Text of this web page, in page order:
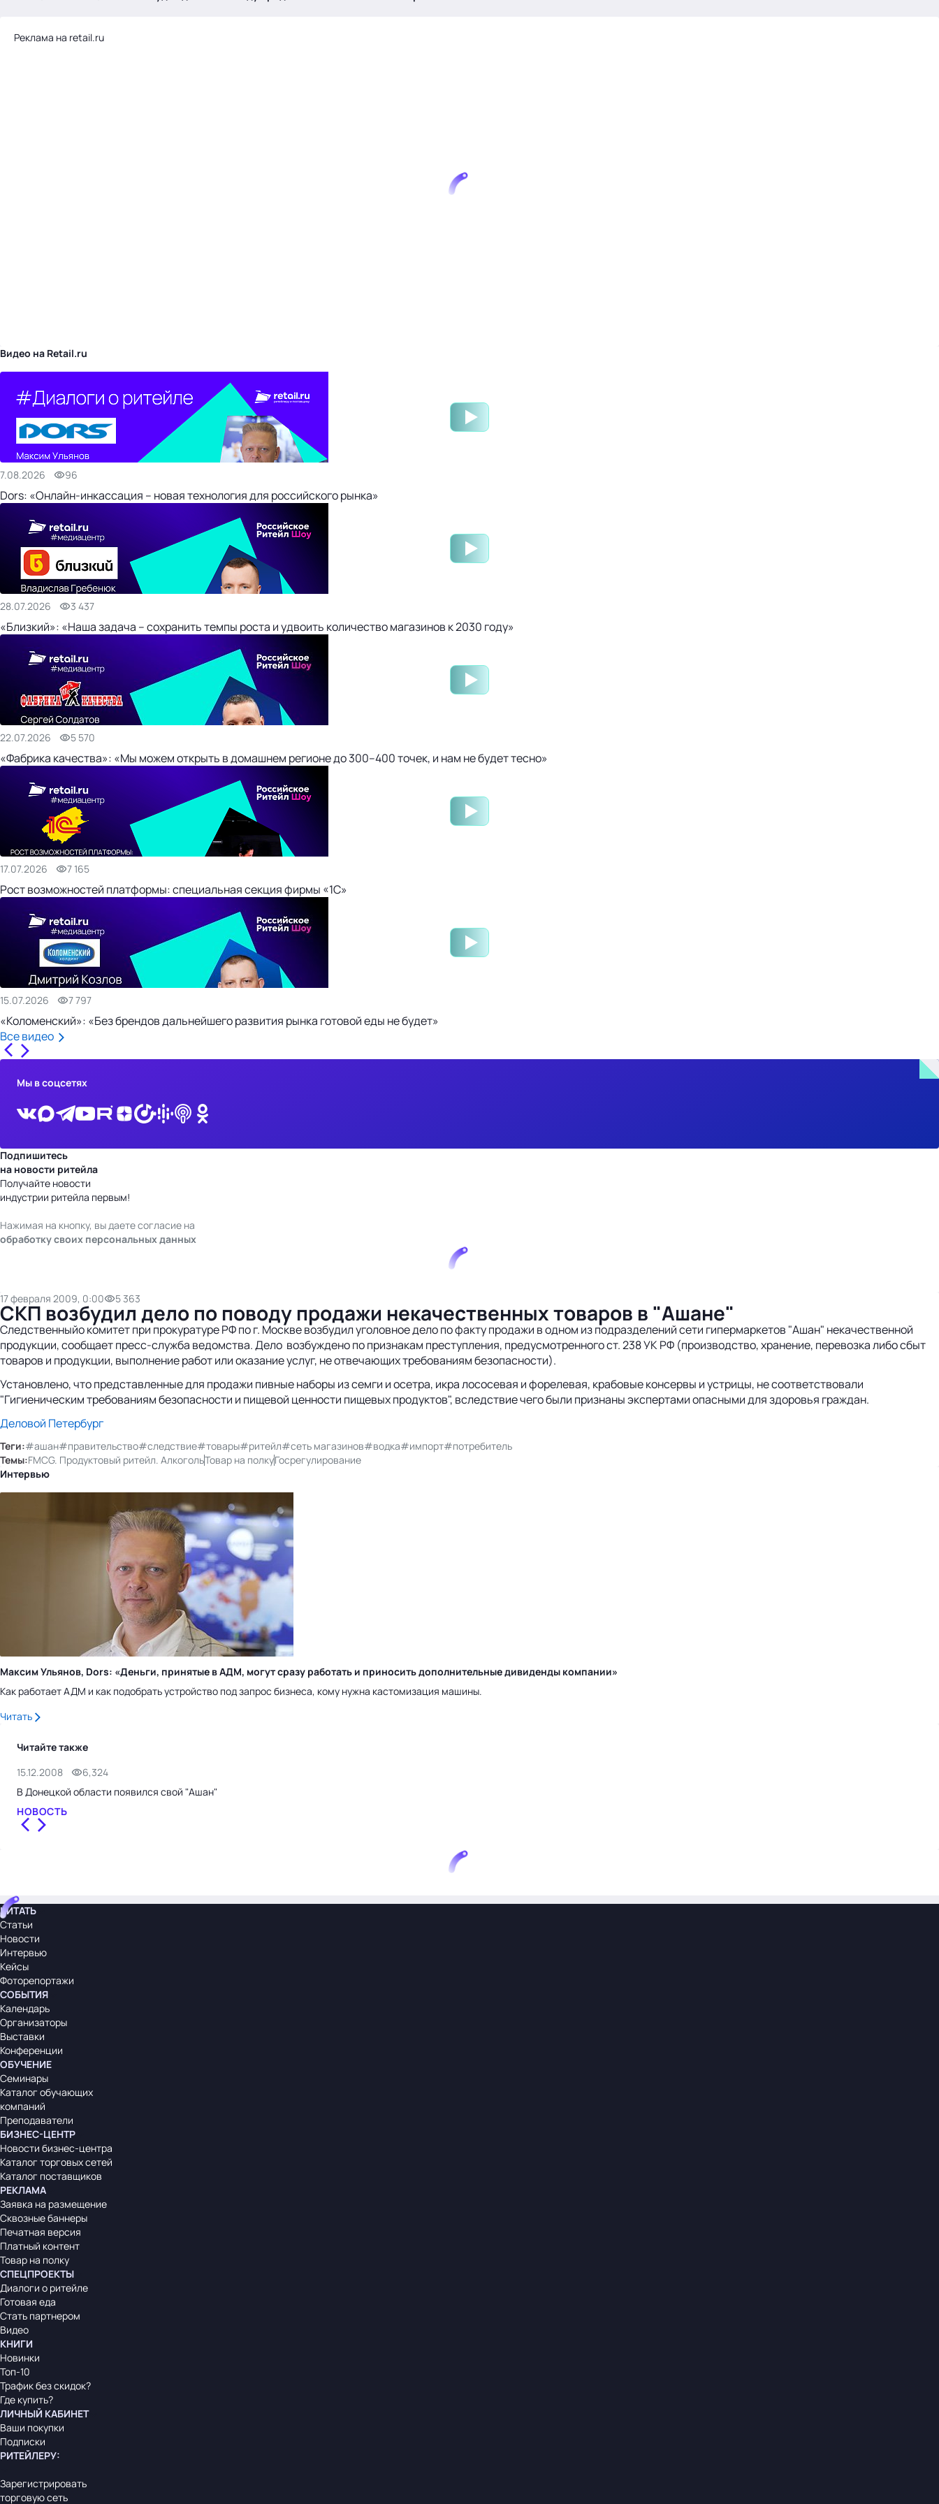
Реклама на retail.ru
Видео на Retail.ru
7.08.2026 96
Dors: «Онлайн-инкассация – новая технология для российского рынка»
28.07.2026 3 437
«Близкий»: «Наша задача – сохранить темпы роста и удвоить количество магазинов к 2030 году»
22.07.2026 5 570
«Фабрика качества»: «Мы можем открыть в домашнем регионе до 300–400 точек, и нам не будет тесно»
17.07.2026 7 165
Рост возможностей платформы: специальная секция фирмы «1С»
15.07.2026 7 797
«Коломенский»: «Без брендов дальнейшего развития рынка готовой еды не будет»
Все видео
Мы в соцсетях
Подпишитесь
на новости ритейла
Получайте новости
индустрии ритейла первым!
Нажимая на кнопку, вы даете согласие на
обработку своих персональных данных
17 февраля 2009, 0:00 5 363
СКП возбудил дело по поводу продажи некачественных товаров в "Ашане"
Следственныйо комитет при прокуратуре РФ по г. Москве возбудил уголовное дело по факту продажи в одном из подразделений сети гипермаркетов "Ашан" некачественной
продукции, сообщает пресс-служба ведомства. Дело возбуждено по признакам преступления, предусмотренного ст. 238 УК РФ (производство, хранение, перевозка либо сбыт
товаров и продукции, выполнение работ или оказание услуг, не отвечающих требованиям безопасности).
Установлено, что представленные для продажи пивные наборы из семги и осетра, икра лососевая и форелевая, крабовые консервы и устрицы, не соответствовали
"Гигиеническим требованиям безопасности и пищевой ценности пищевых продуктов", вследствие чего были признаны экспертами опасными для здоровья граждан.
Деловой Петербург
Теги:#ашан#правительство#следствие#товары#ритейл#сеть магазинов#водка#импорт#потребитель
Темы:FMCG. Продуктовый ритейл. АлкогольТовар на полкуГосрегулирование
Интервью
Максим Ульянов, Dors: «Деньги, принятые в АДМ, могут сразу работать и приносить дополнительные дивиденды компании»
Как работает АДМ и как подобрать устройство под запрос бизнеса, кому нужна кастомизация машины.
Читать
Читайте также
15.12.2008
6,324
В Донецкой области появился свой "Ашан"
НОВОСТЬ
ЧИТАТЬ
Статьи
Новости
Интервью
Кейсы
Фоторепортажи
СОБЫТИЯ
Календарь
Организаторы
Выставки
Конференции
ОБУЧЕНИЕ
Семинары
Каталог обучающих
компаний
Преподаватели
БИЗНЕС-ЦЕНТР
Новости бизнес-центра
Каталог торговых сетей
Каталог поставщиков
РЕКЛАМА
Заявка на размещение
Сквозные баннеры
Печатная версия
Платный контент
Товар на полку
СПЕЦПРОЕКТЫ
Диалоги о ритейле
Готовая еда
Стать партнером
Видео
КНИГИ
Новинки
Топ-10
Трафик без скидок?
Где купить?
ЛИЧНЫЙ КАБИНЕТ
Ваши покупки
Подписки
РИТЕЙЛЕРУ:
Зарегистрировать
торговую сеть